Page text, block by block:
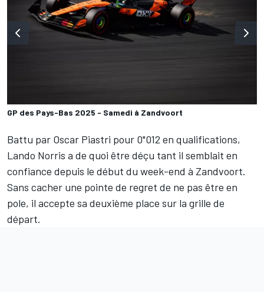
GP des Pays-Bas 2025 - Samedi à Zandvoort
Battu par Oscar Piastri pour 0"012 en qualifications,
Lando Norris a de quoi être déçu tant il semblait en
confiance depuis le début du week-end à Zandvoort.
Sans cacher une pointe de regret de ne pas être en
pole, il accepte sa deuxième place sur la grille de
départ.